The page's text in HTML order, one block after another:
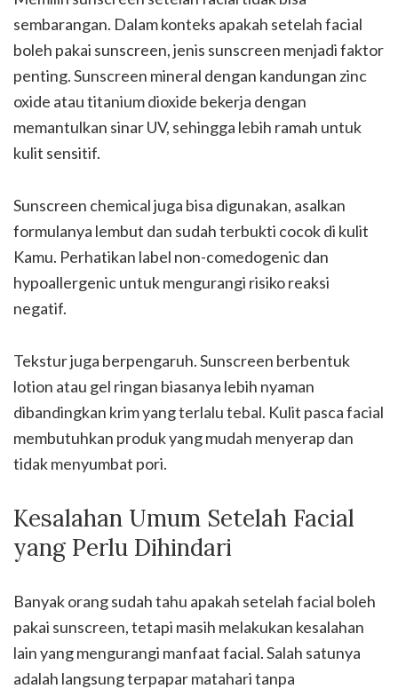
sembarangan. Dalam konteks apakah setelah facial
boleh pakai sunscreen, jenis sunscreen menjadi faktor
penting. Sunscreen mineral dengan kandungan zinc
oxide atau titanium dioxide bekerja dengan
memantulkan sinar UV, sehingga lebih ramah untuk
kulit sensitif.
Sunscreen chemical juga bisa digunakan, asalkan
formulanya lembut dan sudah terbukti cocok di kulit
Kamu. Perhatikan label non-comedogenic dan
hypoallergenic untuk mengurangi risiko reaksi
negatif.
Tekstur juga berpengaruh. Sunscreen berbentuk
lotion atau gel ringan biasanya lebih nyaman
dibandingkan krim yang terlalu tebal. Kulit pasca facial
membutuhkan produk yang mudah menyerap dan
tidak menyumbat pori.
Kesalahan Umum Setelah Facial
yang Perlu Dihindari
Banyak orang sudah tahu apakah setelah facial boleh
pakai sunscreen, tetapi masih melakukan kesalahan
lain yang mengurangi manfaat facial. Salah satunya
adalah langsung terpapar matahari tanpa